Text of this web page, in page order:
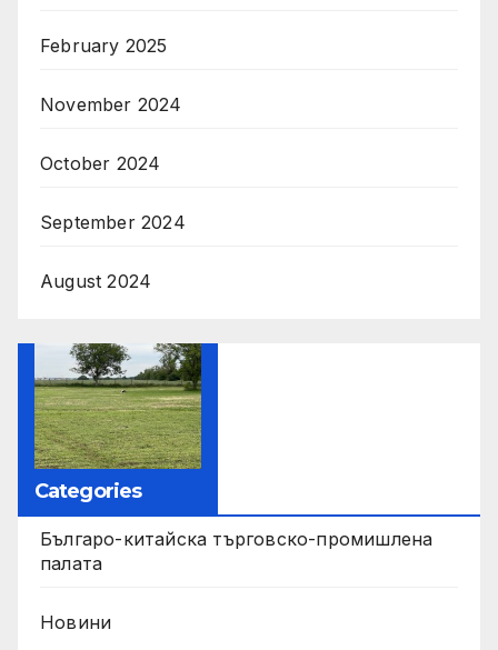
February 2025
November 2024
October 2024
September 2024
August 2024
Categories
Българо-китайска търговско-промишлена
палата
Новини